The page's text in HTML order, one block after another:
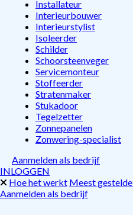
Installateur
Interieurbouwer
Interieurstylist
Isoleerder
Schilder
Schoorsteenveger
Servicemonteur
Stoffeerder
Stratenmaker
Stukadoor
Tegelzetter
Zonnepanelen
Zonwering-specialist
Aanmelden als bedrijf
INLOGGEN
Hoe het werkt Meest
Aanmelden als bedrijf